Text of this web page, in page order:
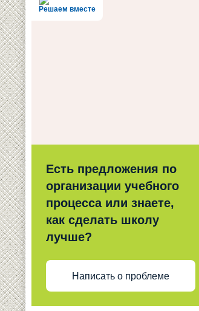
Решаем вместе
Есть предложения по
организации учебного
процесса или знаете,
как сделать школу
лучше?
Написать о проблеме